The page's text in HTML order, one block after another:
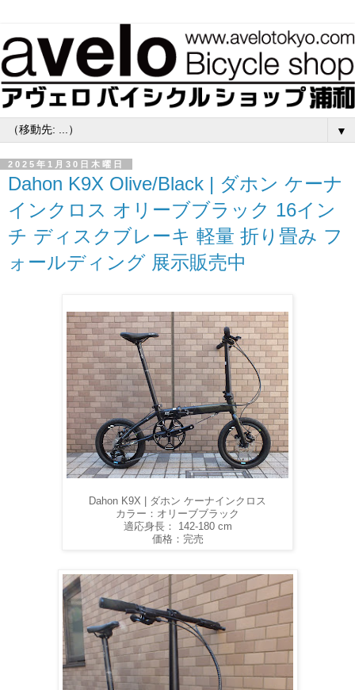
▼
2025年1月30日木曜日
Dahon K9X Olive/Black | ダホン ケーナ
インクロス オリーブブラック 16イン
チ ディスクブレーキ 軽量 折り畳み フ
ォールディング 展示販売中
Dahon K9X | ダホン ケーナインクロス
カラー：オリーブブラック
適応身長： 142-180 cm
価格：完売